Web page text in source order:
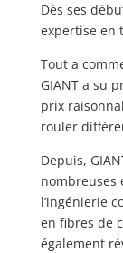
Dès ses
expertise en
Tout a
GIANT a su
prix
rouler
Depuis,
nombreuses
l’ingénierie
en fibres de
également